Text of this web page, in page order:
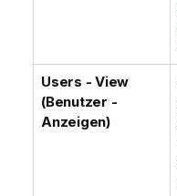
Users - View
(Benutzer -
Anzeigen)